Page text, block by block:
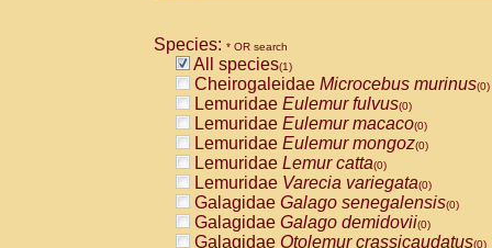
CebidaeCebus capucinus
CebidaeCebus nigrivittatus
CebidaeCebus spp.(0)
CebidaeSaimiri boliviensis(0)
CebidaeSaimiri sciureus(0)
AtelidaeAlouatta caraya(0)
AtelidaeAlouatta fusca(0)
AtelidaeAlouatta seniculus(0)
AtelidaeAlouattaspp.(0)
AtelidaeAteles belzebuth(0)
Species: * OR search
All species(1)
Cheirogaleidae Microcebus murinus(0)
Lemuridae Eulemur fulvus(0)
Lemuridae Eulemur macaco(0)
Lemuridae Eulemur mongoz(0)
Lemuridae Lemur catta(0)
Lemuridae Varecia variegata(0)
Galagidae Galago senegalensis(0)
Galagidae Galago demidovii(0)
Galagidae Otolemur crassicaudatus(0)